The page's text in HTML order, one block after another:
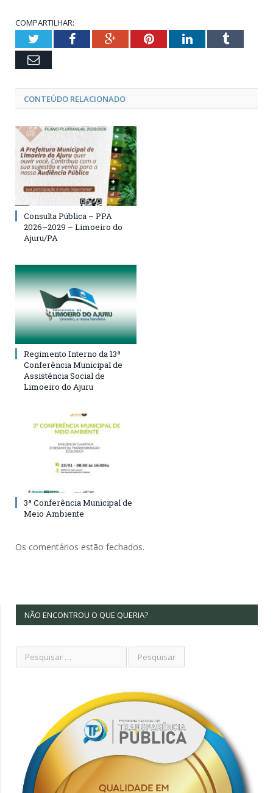
COMPARTILHAR:
TwitterFacebookGoogle+PinterestLinkedInTumblr
Email
CONTEÚDO RELACIONADO
Consulta Pública – PPA
2026–2029 – Limoeiro do
Ajuru/PA
Regimento Interno da 13ª
Conferência Municipal de
Assistência Social de
Limoeiro do Ajuru
3ª Conferência Municipal de
Meio Ambiente
Os comentários estão fechados.
NÃO ENCONTROU O QUE QUERIA?